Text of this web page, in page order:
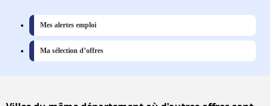
Mes alertes emploi
Ma sélection d’offres